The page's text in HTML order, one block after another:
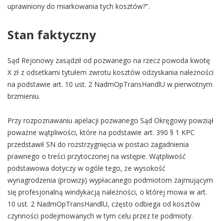
uprawniony do miarkowania tych kosztów?”.
Stan faktyczny
Sąd Rejonowy zasądził od pozwanego na rzecz powoda kwotę
X zł z odsetkami tytułem zwrotu kosztów odzyskania należności
na podstawie art. 10 ust. 2 NadmOpTransHandlU w pierwotnym
brzmieniu.
Przy rozpoznawaniu apelacji pozwanego Sąd Okręgowy powziął
poważne wątpliwości, które na podstawie art. 390 § 1 KPC
przedstawił SN do rozstrzygnięcia w postaci zagadnienia
prawnego o treści przytoczonej na wstępie. Wątpliwość
podstawowa dotyczy w ogóle tego, że wysokość
wynagrodzenia (prowizji) wypłacanego podmiotom zajmującym
się profesjonalną windykacją należności, o której mowa w art.
10 ust. 2 NadmOpTransHandlU, często odbiega od kosztów
czynności podejmowanych w tym celu przez te podmioty.